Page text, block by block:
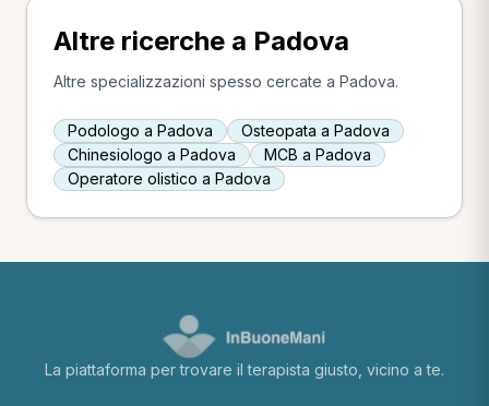
Altre ricerche a Padova
Altre specializzazioni spesso cercate a Padova.
Podologo a Padova
Osteopata a Padova
Chinesiologo a Padova
MCB a Padova
Operatore olistico a Padova
La piattaforma per trovare il terapista giusto, vicino a te.